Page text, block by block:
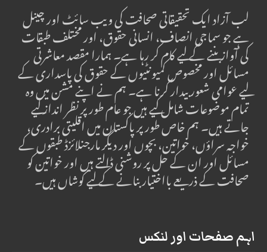
لب آزاد ایک تحقیقاتی صحافت کی ویب سائٹ اور چینل
ہے جو سماجی انصاف، انسانی حقوق، اور مختلف طبقات
کی آواز بننے کے لیے کام کر رہا ہے۔ ہمارا مقصد معاشرتی
مسائل اور مخصوص کمیونٹیوں کے حقوق کی پاسداری کے
لیے عوامی شعور بیدار کرنا ہے۔ ہم نے اپنے مشن میں وہ
تمام موضوعات شامل کیے ہیں جو عام طور پر نظر انداز کیے
جاتے ہیں۔ ہم خاص طور پر پاکستان میں اقلیتی برادری،
خواجہ سراؤں، خواتین، بچوں اور دیگر مارجنلائزڈ طبقوں کے
مسائل اور ان کے حل پر روشنی ڈالتے ہیں اور خواتین کو
صحافت کے ذریعے بااختیار بنانے کے لیے کوشاں ہیں۔
اہم صفحات اور لنکس